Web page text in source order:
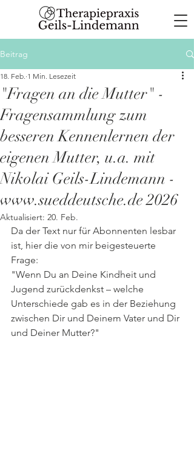
Beitrag
"Fragen an die Mutter" -
Fragensammlung zum
besseren Kennenlernen der
eigenen Mutter, u.a. mit
Nikolai Geils-Lindemann -
www.sueddeutsche.de 2026
18. Feb. 1 Min. Lesezeit
Aktualisiert: 20. Feb.
Da der Text nur für Abonnenten lesbar
ist, hier die von mir beigesteuerte
Frage:
"Wenn Du an Deine Kindheit und
Jugend zurückdenkst – welche
Unterschiede gab es in der Beziehung
zwischen Dir und Deinem Vater und Dir
und Deiner Mutter?"